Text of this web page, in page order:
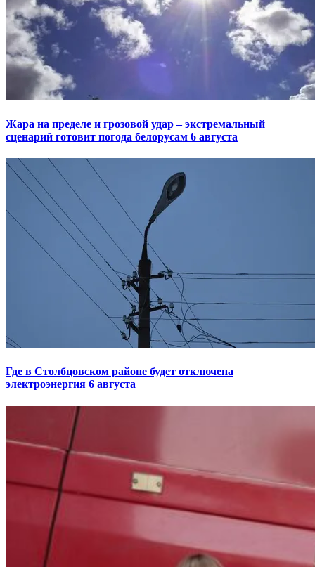
Жара на пределе и грозовой удар – экстремальный
сценарий готовит погода белорусам 6 августа
Где в Столбцовском районе будет отключена
электроэнергия 6 августа